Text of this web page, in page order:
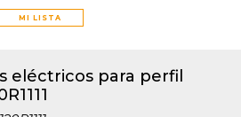
MI LISTA
eléctricos para perfil